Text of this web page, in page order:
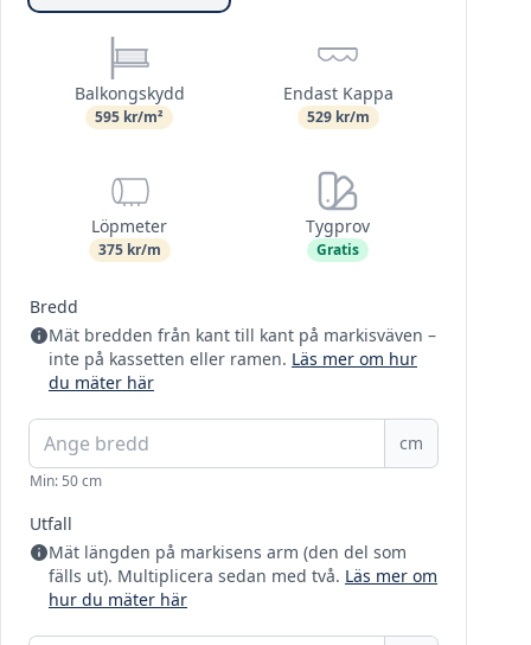
Balkongskydd
595 kr/m²
Endast Kappa
529 kr/m
Löpmeter
375 kr/m
Tygprov
Gratis
Bredd
Mät bredden från kant till kant på markisväven –
inte på kassetten eller ramen. Läs mer om hur
du mäter här
cm
Min: 50 cm
Utfall
Mät längden på markisens arm (den del som
fälls ut). Multiplicera sedan med två. Läs mer om
hur du mäter här